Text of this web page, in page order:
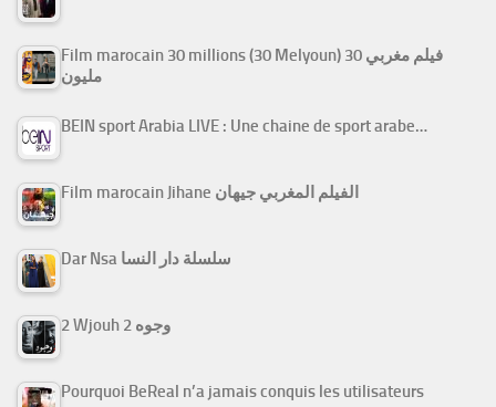
Film marocain 30 millions (30 Melyoun) فيلم مغربي 30
مليون
BEIN sport Arabia LIVE : Une chaine de sport arabe…
Film marocain Jihane الفيلم المغربي جيهان
Dar Nsa سلسلة دار النسا
2 Wjouh 2 وجوه
Pourquoi BeReal n’a jamais conquis les utilisateurs